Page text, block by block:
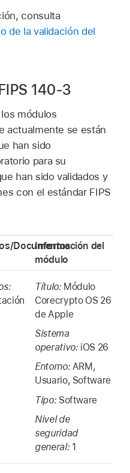
consulta
de la validación del
140-3
módulos
actualmente se están
han sido
para su
han sido validados y
con el estándar FIPS
Documentos
Información del
módulo
Título: Módulo
Corecrypto OS 26
de Apple
Sistema
operativo: iOS 26
Entorno: ARM,
Usuario, Software
Tipo: Software
Nivel de
seguridad
general: 1